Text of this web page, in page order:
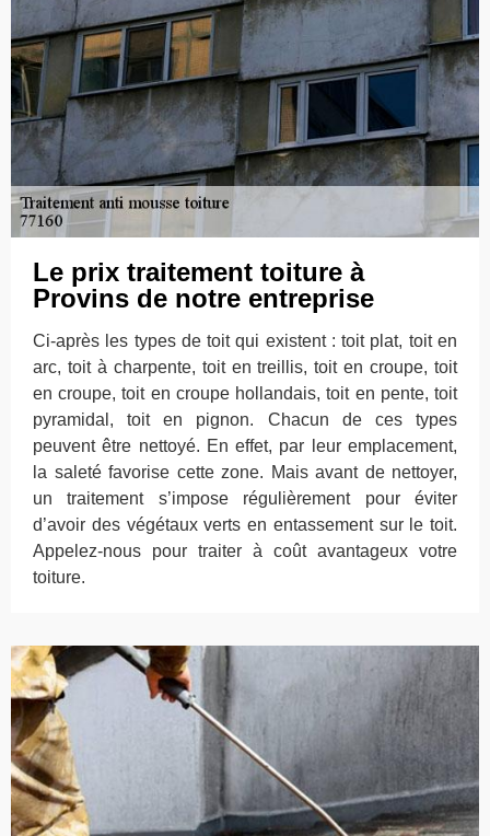
Le prix traitement toiture à
Provins de notre entreprise
Ci-après les types de toit qui existent : toit plat, toit en
arc, toit à charpente, toit en treillis, toit en croupe, toit
en croupe, toit en croupe hollandais, toit en pente, toit
pyramidal, toit en pignon. Chacun de ces types
peuvent être nettoyé. En effet, par leur emplacement,
la saleté favorise cette zone. Mais avant de nettoyer,
un traitement s’impose régulièrement pour éviter
d’avoir des végétaux verts en entassement sur le toit.
Appelez-nous pour traiter à coût avantageux votre
toiture.